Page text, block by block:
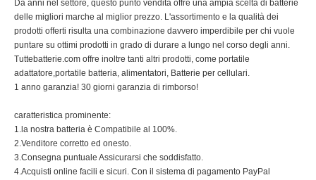
Da anni nel settore, questo punto vendita offre una ampia scelta di batterie
delle migliori marche al miglior prezzo. L'assortimento e la qualità dei
prodotti offerti risulta una combinazione davvero imperdibile per chi vuole
puntare su ottimi prodotti in grado di durare a lungo nel corso degli anni.
Tuttebatterie.com offre inoltre tanti altri prodotti, come portatile
adattatore,portatile batteria, alimentatori, Batterie per cellulari.
1 anno garanzia! 30 giorni garanzia di rimborso!
caratteristica prominente:
1.la nostra batteria è Compatibile al 100%.
2.Venditore corretto ed onesto.
3.Consegna puntuale Assicurarsi che soddisfatto.
4.Acquisti online facili e sicuri. Con il sistema di pagamento PayPal